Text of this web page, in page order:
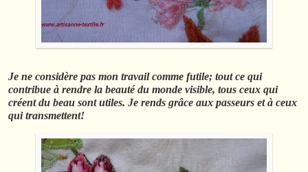
Je ne considère pas mon travail comme futile; tout ce qui
contribue à rendre la beauté du monde visible, tous ceux qui
créent du beau sont utiles. Je rends grâce aux passeurs et à ceux
qui transmettent!